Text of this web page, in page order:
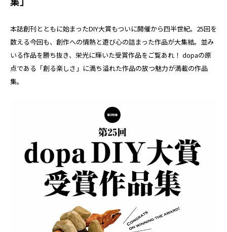
本誌創刊とともに始まったDIY大賞もついに開催から四半世紀。25回を
数える今回も、創作への情熱と遊び心の詰まった作品が大集結。並み
いる作品を勝ち抜き、栄光に輝いた受賞作品をご覧あれ！ dopaの原
点である「創る楽しさ」に満ち溢れた作品の放つ魅力が満載の作品
集。